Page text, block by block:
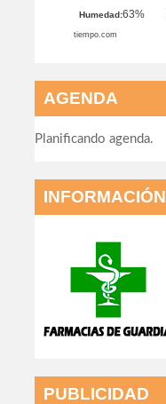
AGENDA
Planificando agenda.
INFORMACIÓN
PUBLICIDAD